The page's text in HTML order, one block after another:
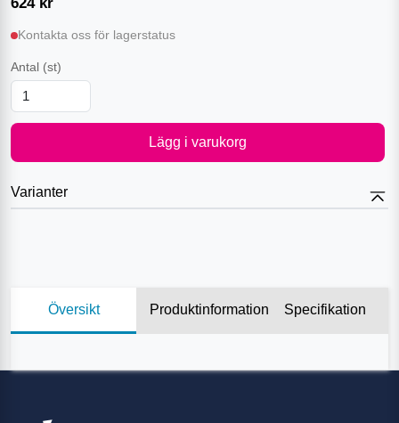
Kontakta oss för lagerstatus
Antal (st)
Lägg i varukorg
Varianter
Översikt Produktinformation Specifikation